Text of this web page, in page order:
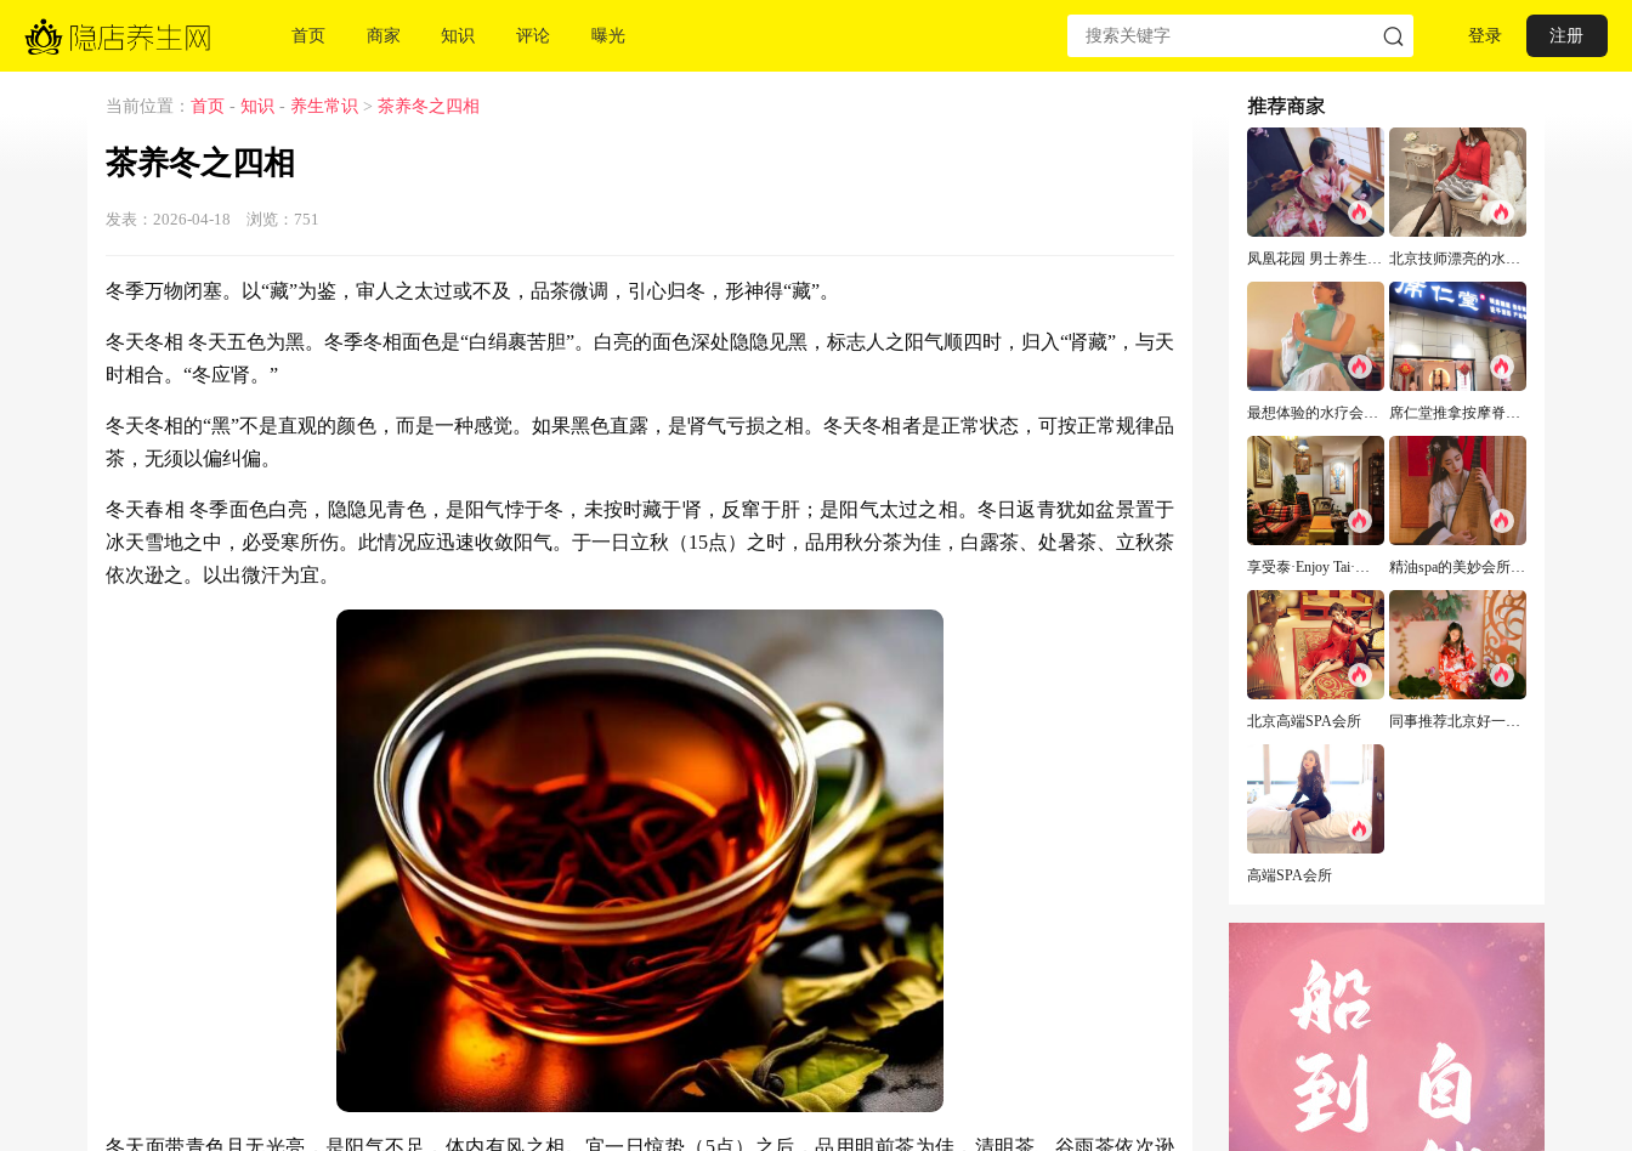
首页 商家 知识 评论 曝光 登录 注册
当前位置： 首页 - 知识 - 养生常识 > 茶养冬之四相
茶养冬之四相
发表：2026-04-18 浏览： 751
冬季万物闭塞。以“藏”为鉴，审人之太过或不及，品茶微调，引心归冬，形神得“藏”。
冬天冬相 冬天五色为黑。冬季冬相面色是“白绢裹苦胆”。白亮的面色深处隐隐见黑，标志人之阳气顺四时，归入“肾藏”，与天
时相合。“冬应肾。”
冬天冬相的“黑”不是直观的颜色，而是一种感觉。如果黑色直露，是肾气亏损之相。冬天冬相者是正常状态，可按正常规律品
茶，无须以偏纠偏。
冬天春相 冬季面色白亮，隐隐见青色，是阳气悖于冬，未按时藏于肾，反窜于肝；是阳气太过之相。冬日返青犹如盆景置于
冰天雪地之中，必受寒所伤。此情况应迅速收敛阳气。于一日立秋（15点）之时，品用秋分茶为佳，白露茶、处暑茶、立秋茶
依次逊之。以出微汗为宜。
冬天面带青色且无光亮，是阳气不足，体内有风之相。宜一日惊蛰（5点）之后，品用明前茶为佳，清明茶、谷雨茶依次逊
推荐商家
凤凰花园 男士养生Spa水疗会馆推荐，来这给您一次难忘的体验 北京技师漂亮的水疗养生会所，技师专业服务细心周到
最想体验的水疗会所,让我不能自拔! 席仁堂推拿按摩脊柱调理
享受泰·Enjoy Tai·泰式古法按摩 精油spa的美妙会所经历
北京高端SPA会所 同事推荐北京好一点的男子商务会所，愿你三冬暖，愿你有两人
高端SPA会所